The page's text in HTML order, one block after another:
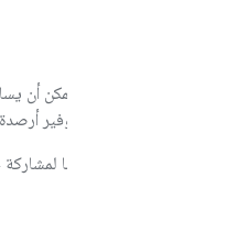
مجال أو قضية معيّنة، يمكن أن
الدعم والإرشادات وتوفير
وفرصًا لتطوير القيادة وفرصًا